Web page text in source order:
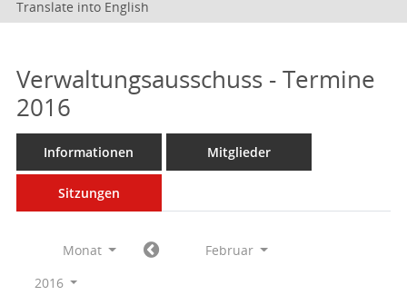
Translate into English
Verwaltungsausschuss - Termine
2016
Informationen Mitglieder
Sitzungen
Monat
Februar
2016